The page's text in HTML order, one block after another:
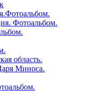
Фотоальбом.
область.
Миноса.